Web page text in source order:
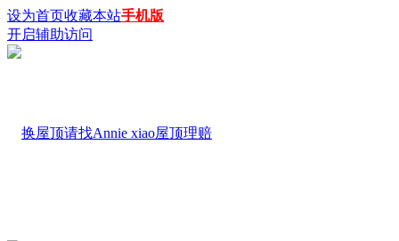
设为首页收藏本站手机版
开启辅助访问